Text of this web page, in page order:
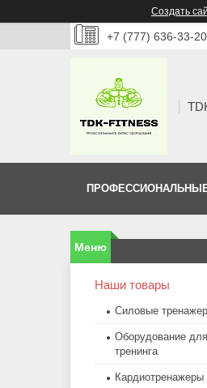
Создать
+7 (777) 636-33-20
Наши товары
Силовые
Оборудование
тренинга
Кардиотренажеры